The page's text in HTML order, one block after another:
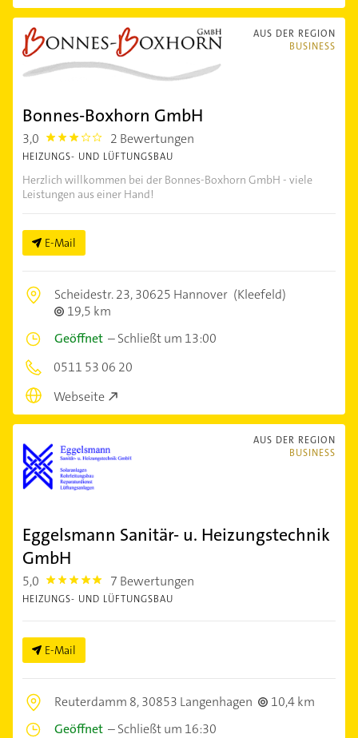
AUS DER REGION
BUSINESS
Bonnes-Boxhorn GmbH
3,0 3.0 2 Bewertungen
HEIZUNGS- UND LÜFTUNGSBAU
Herzlich willkommen bei der Bonnes-Boxhorn GmbH - viele
Leistungen aus einer Hand!
E-Mail
Scheidestr. 23,30625 Hannover (Kleefeld)
19,5 km
Geöffnet –Schließt um 13:00
0511 53 06 20
Webseite
AUS DER REGION
BUSINESS
Eggelsmann Sanitär- u. Heizungstechnik
GmbH
5,0 5.0 7 Bewertungen
HEIZUNGS- UND LÜFTUNGSBAU
E-Mail
Reuterdamm 8,30853 Langenhagen
10,4 km
Geöffnet –Schließt um 16:30